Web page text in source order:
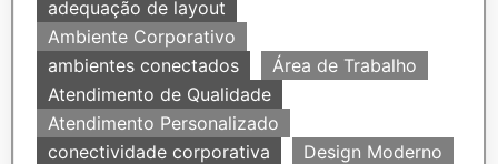
adequação de layout
Ambiente Corporativo
ambientes conectados
Área de Trabalho
Atendimento de Qualidade
Atendimento Personalizado
conectividade corporativa
Design Moderno